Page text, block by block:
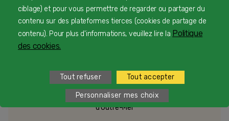
personnalisé
Une équipe d’experts en nutrition infantile rien que
Service et appel gratuits en France hors collectivités
d'Outre-Mer​
ciblage) et pour vous permettre de regarder ou partager du
contenu sur des plateformes tierces (cookies de partage de
contenu). Pour plus d'informations, veuillez lire la Politique
des cookies.
Tout refuser Tout accepter
Personnaliser mes choix